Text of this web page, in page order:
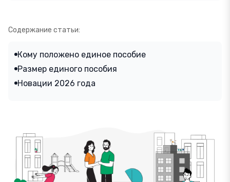
Содержание статьи:
Кому положено единое пособие
Размер единого пособия
Новации 2026 года